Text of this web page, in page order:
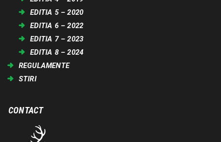
EDITIA 5 – 2020
EDITIA 6 – 2022
EDITIA 7 – 2023
EDITIA 8 – 2024
REGULAMENTE
STIRI
CONTACT